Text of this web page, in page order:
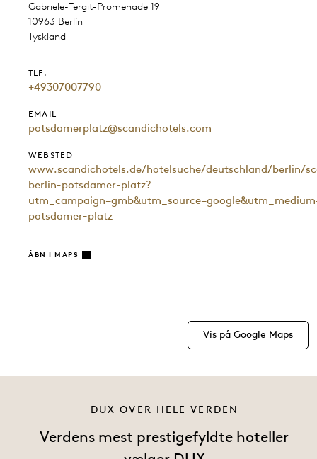
Gabriele-Tergit-Promenade 19
10963 Berlin
Tyskland
TLF.
+49307007790
EMAIL
potsdamerplatz@scandichotels.com
WEBSTED
www.scandichotels.de/hotelsuche/deutschland/berlin/
berlin-potsdamer-platz?
potsdamer-platz
ÅBN I MAPS
Vis på Google Maps
DUX OVER HELE VERDEN
Verdens mest prestigefyldte hoteller